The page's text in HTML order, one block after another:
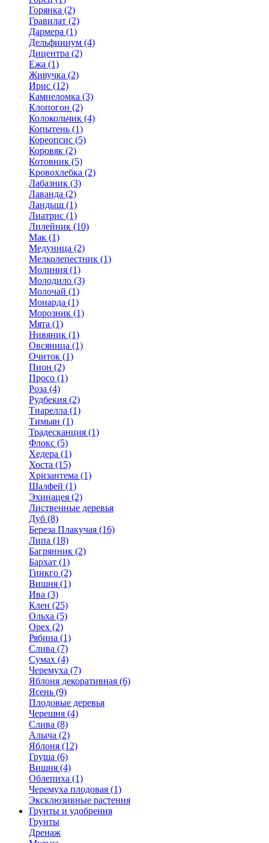
Горянка (2)
Гравилат (2)
Дармера (1)
Дельфиниум (4)
Дицентра (2)
Ежа (1)
Живучка (2)
Ирис (12)
Камнеломка (3)
Клопогон (2)
Колокольчик (4)
Копытень (1)
Кореопсис (5)
Коровяк (2)
Котовник (5)
Кровохлебка (2)
Лабазник (3)
Лаванда (2)
Ландыш (1)
Лиатрис (1)
Лилейник (10)
Мак (1)
Медуница (2)
Мелколепестник (1)
Молиния (1)
Молодило (3)
Молочай (1)
Монарда (1)
Морозник (1)
Мята (1)
Нивяник (1)
Овсяница (1)
Очиток (1)
Пион (2)
Просо (1)
Роза (4)
Рудбекия (2)
Тиарелла (1)
Тимьян (1)
Традесканция (1)
Флокс (5)
Хедера (1)
Хоста (15)
Хризантема (1)
Шалфей (1)
Эхинацея (2)
Лиственные деревья
Дуб (8)
Береза Плакучая (16)
Липа (18)
Багрянник (2)
Бархат (1)
Гинкго (2)
Вишня (1)
Ива (3)
Клен (25)
Ольха (5)
Орех (2)
Рябина (1)
Слива (7)
Сумах (4)
Черемуха (7)
Яблоня декоративная (6)
Ясень (9)
Плодовые деревья
Черешня (4)
Слива (8)
Алыча (2)
Яблоня (12)
Груша (6)
Вишня (4)
Облепиха (1)
Черемуха плодовая (1)
Эксклюзивные растения
Грунты и удобрения
Грунты
Дренаж